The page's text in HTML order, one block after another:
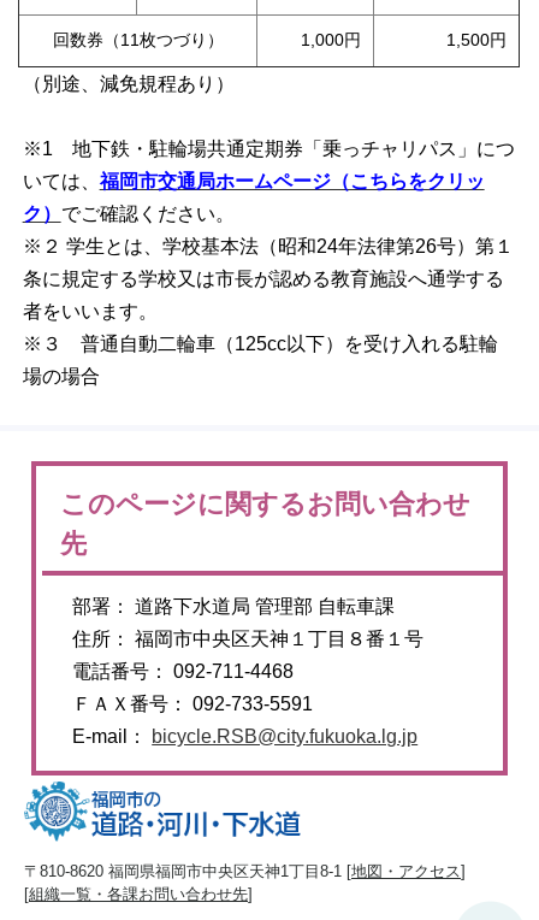
回数券（11枚つづり） 1,000円 1,500円
（別途、減免規程あり）
※1 地下鉄・駐輪場共通定期券「乗っチャリパス」につ
いては、福岡市交通局ホームページ（こちらをクリッ
ク） でご確認ください。
※２ 学生とは、学校基本法（昭和24年法律第26号）第１
条に規定する学校又は市長が認める教育施設へ通学する
者をいいます。
※３ 普通自動二輪車（125cc以下）を受け入れる駐輪
場の場合
このページに関するお問い合わせ
先
部署： 道路下水道局 管理部 自転車課
住所： 福岡市中央区天神１丁目８番１号
電話番号： 092-711-4468
ＦＡＸ番号： 092-733-5591
E-mail：
bicycle.RSB@city.fukuoka.lg.jp
〒810-8620 福岡県福岡市中央区天神1丁目8-1 [地図・アクセス]
[組織一覧・各課お問い合わせ先]